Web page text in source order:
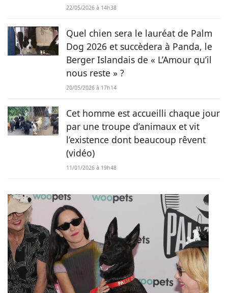
22/05/2026 à 14h38
Quel chien sera le lauréat de Palm
Dog 2026 et succèdera à Panda, le
Berger Islandais de « L’Amour qu’il
nous reste » ?
20/05/2026 à 17h14
Cet homme est accueilli chaque jour
par une troupe d’animaux et vit
l’existence dont beaucoup rêvent
(vidéo)
11/01/2026 à 19h48